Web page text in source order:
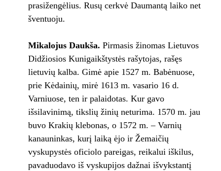
prasižengėlius. Rusų cerkvė Daumantą laiko net
šventuoju.
Mikalojus Daukša. Pirmasis žinomas Lietuvos
Didžiosios Kunigaikštystės rašytojas, rašęs
lietuvių kalba. Gimė apie 1527 m. Babėnuose,
prie Kėdainių, mirė 1613 m. vasario 16 d.
Varniuose, ten ir palaidotas. Kur gavo
išsilavinimą, tikslių žinių neturima. 1570 m. jau
buvo Krakių klebonas, o 1572 m. – Varnių
kanauninkas, kurį laiką ėjo ir Žemaičių
vyskupystės oficiolo pareigas, reikalui iškilus,
pavaduodavo iš vyskupijos dažnai išvykstantį